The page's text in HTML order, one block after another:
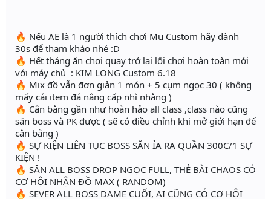
🔥 Nếu AE là 1 người thích chơi Mu Custom hãy dành
30s để tham khảo nhé :D
🔥 Hết tháng ăn chơi quay trở lại lối chơi hoàn toàn mới
với máy chủ : KIM LONG Custom 6.18
🔥 Mix đồ vẫn đơn giản 1 món + 5 cụm ngọc 30 ( không
mấy cái item đá nâng cấp nhì nhằng )
🔥 Cân bằng gần như hoàn hảo all class ,class nào cũng
săn boss và PK được ( sẽ có điều chỉnh khi mở giới hạn để
cân bằng )
🔥 SỰ KIỆN LIÊN TỤC BOSS SĂN ỈA RA QUẦN 300C/1 SỰ
KIỆN !
🔥 SĂN ALL BOSS DROP NGỌC FULL, THẺ BÀI CHAOS CÓ
CƠ HỘI NHẬN ĐỒ MAX ( RANDOM)
🔥 SEVER ALL BOSS DAME CUỐI, AI CŨNG CÓ CƠ HỘI